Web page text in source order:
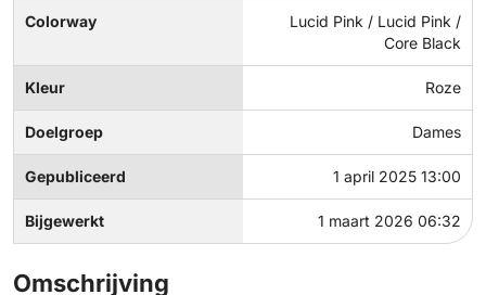
Colorway
Lucid Pink / Lucid Pink /
Core Black
Kleur Roze
Doelgroep Dames
Gepubliceerd 1 april 2025 13:00
Bijgewerkt 1 maart 2026 06:32
Omschrijving